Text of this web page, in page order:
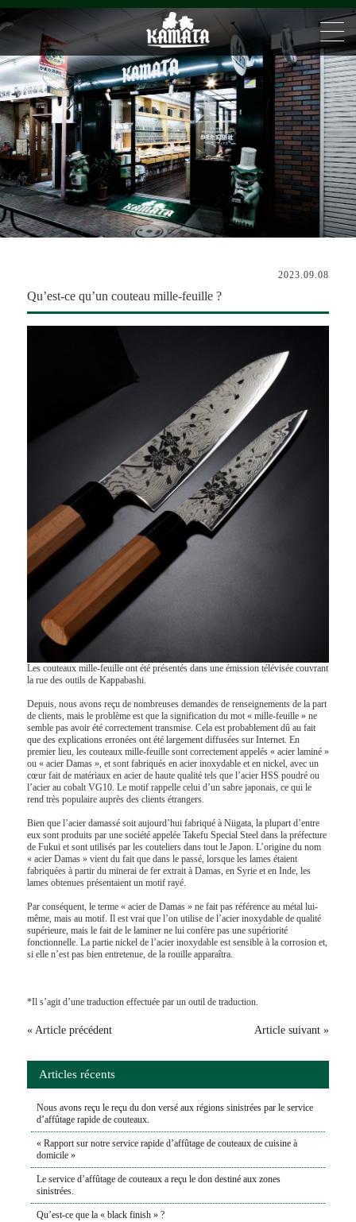
2023.09.08
Qu’est-ce qu’un couteau mille-feuille ?
Les couteaux mille-feuille ont été présentés dans une émission télévisée couvrant
la rue des outils de Kappabashi.
Depuis, nous avons reçu de nombreuses demandes de renseignements de la part
de clients, mais le problème est que la signification du mot « mille-feuille » ne
semble pas avoir été correctement transmise. Cela est probablement dû au fait
que des explications erronées ont été largement diffusées sur Internet. En
premier lieu, les couteaux mille-feuille sont correctement appelés « acier laminé »
ou « acier Damas », et sont fabriqués en acier inoxydable et en nickel, avec un
cœur fait de matériaux en acier de haute qualité tels que l’acier HSS poudré ou
l’acier au cobalt VG10. Le motif rappelle celui d’un sabre japonais, ce qui le
rend très populaire auprès des clients étrangers.
Bien que l’acier damassé soit aujourd’hui fabriqué à Niigata, la plupart d’entre
eux sont produits par une société appelée Takefu Special Steel dans la préfecture
de Fukui et sont utilisés par les couteliers dans tout le Japon. L’origine du nom
« acier Damas » vient du fait que dans le passé, lorsque les lames étaient
fabriquées à partir du minerai de fer extrait à Damas, en Syrie et en Inde, les
lames obtenues présentaient un motif rayé.
Par conséquent, le terme « acier de Damas » ne fait pas référence au métal lui-
même, mais au motif. Il est vrai que l’on utilise de l’acier inoxydable de qualité
supérieure, mais le fait de le laminer ne lui confère pas une supériorité
fonctionnelle. La partie nickel de l’acier inoxydable est sensible à la corrosion et,
si elle n’est pas bien entretenue, de la rouille apparaîtra.
*Il s’agit d’une traduction effectuée par un outil de traduction.
« Article précédent Article suivant »
Articles récents
Nous avons reçu le reçu du don versé aux régions sinistrées par le service
d’affûtage rapide de couteaux.
« Rapport sur notre service rapide d’affûtage de couteaux de cuisine à
domicile »
Le service d’affûtage de couteaux a reçu le don destiné aux zones
sinistrées.
Qu’est-ce que la « black finish » ?